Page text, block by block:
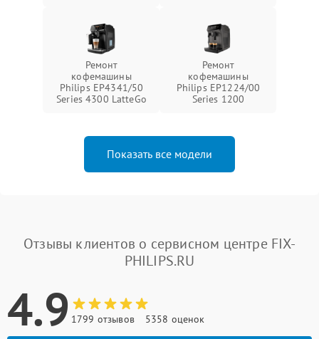
Ремонт
кофемашины
Philips EP4341/50
Series 4300 LatteGo
Ремонт
кофемашины
Philips EP1224/00
Series 1200
Показать все модели
Отзывы клиентов о сервисном центре FIX-
PHILIPS.RU
4.9 1799 отзывов 5358 оценок